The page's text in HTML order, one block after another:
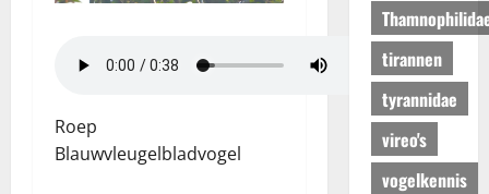
Roep
Blauwvleugelbladvogel
tirannen
tyrannidae
vireo's
vogelkennis